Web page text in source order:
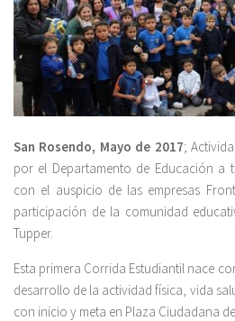
San Rosendo, Mayo de 2017;
por el Departamento de Educación a
con el auspicio de las empresas
participación de la comunidad
Tupper.
Esta primera Corrida Estudiantil nace
desarrollo de la actividad física, vida
con inicio y meta en Plaza Ciudadana